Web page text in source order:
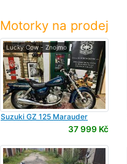
Motorky na prodej
Lucky Cow - Znojmo
Suzuki GZ 125 Marauder
37 999 Kč